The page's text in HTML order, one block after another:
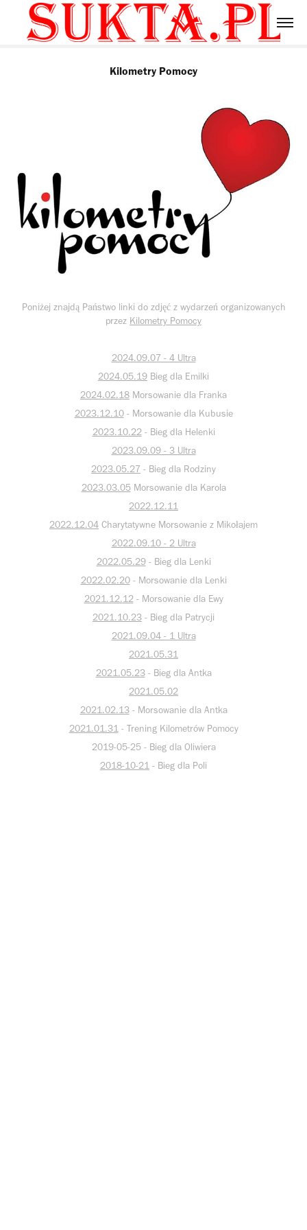
Kilometry Pomocy
Poniżej znajdą Państwo linki do zdjęć z wydarzeń organizowanych
przez Kilometry Pomocy
2024.09.07 - 4 Ultra
2024.05.19 Bieg dla Emilki
2024.02.18 Morsowanie dla Franka
2023.12.10- Morsowanie dla Kubusie
2023.10.22- Bieg dla Helenki
2023.09.09 - 3 Ultra
2023.05.27 - Bieg dla Rodziny
2023.03.05Morsowanie dla Karola
2022.12.11
2022.12.04 Charytatywne Morsowanie z Mikołajem
2022.09.10 - 2 Ultra
2022.05.29- Bieg dla Lenki
2022.02.20- Morsowanie dla Lenki
2021.12.12- Morsowanie dla Ewy
2021.10.23 - Bieg dla Patrycji
2021.09.04 - 1 Ultra
2021.05.31
2021.05.23- Bieg dla Antka
2021.05.02
2021.02.13- Morsowanie dla Antka
2021.01.31- Trening Kilometrów Pomocy
2019-05-25 - Bieg dla Oliwiera
2018-10-21 - Bieg dla Poli